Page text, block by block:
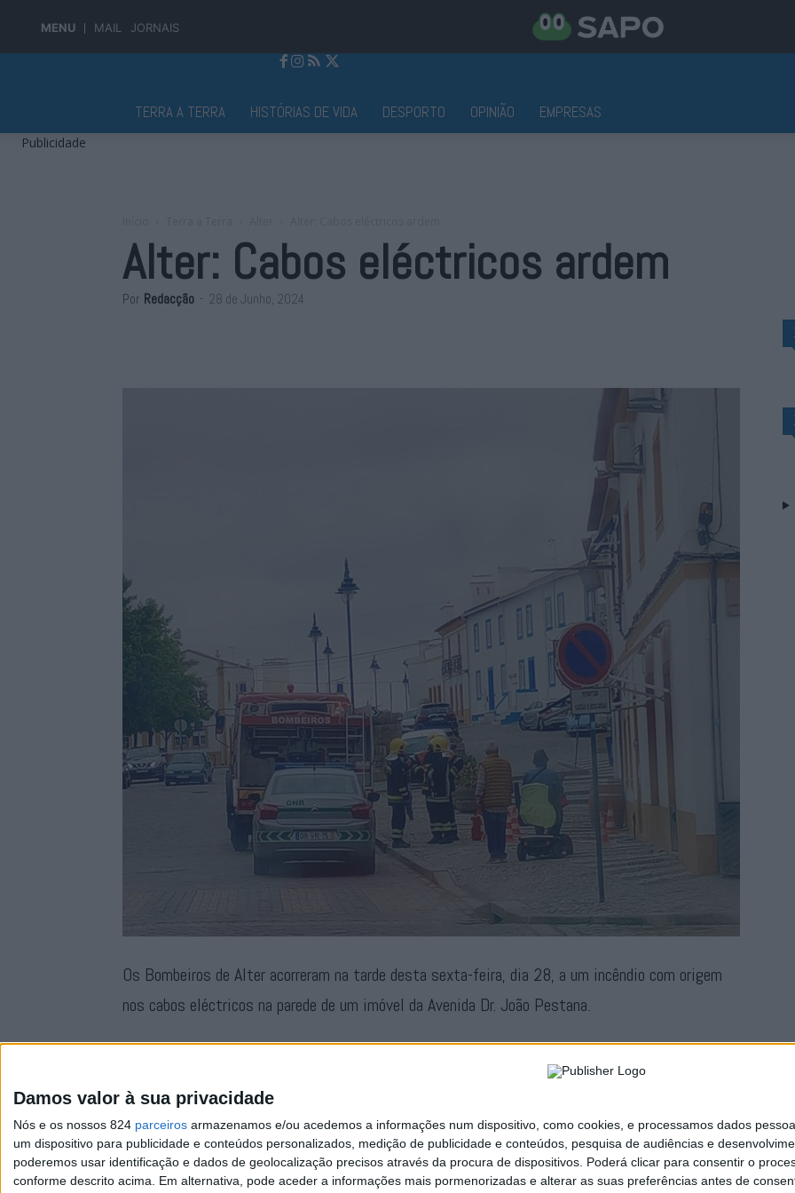
Damos valor à sua privacidade
Nós e os nossos 824 parceiros armazenamos e/ou acedemos a informações num dispositivo, como cookies, e processamos dados
um dispositivo para publicidade e conteúdos personalizados, medição de publicidade e conteúdos, pesquisa de audiências e
poderemos usar identificação e dados de geolocalização precisos através da procura de dispositivos. Poderá clicar para consentir o
conforme descrito acima. Em alternativa, pode aceder a informações mais pormenorizadas e alterar as suas preferências antes de
MENU MAIL JORNAIS
TERRA A TERRA HISTÓRIAS DE VIDA DESPORTO OPINIÃO EMPRESAS
Publicidade
Alter: Cabos eléctricos ardem
Por Redacção - 28 de Junho, 2024
Os Bombeiros de Alter acorreram na tarde desta sexta-feira, dia 28, a um incêndio com origem
nos cabos eléctricos na parede de um imóvel da Avenida Dr. João Pestana.
operacionais dos Bombeiros e da GNR, apoiados por três veículos.
Publicidade